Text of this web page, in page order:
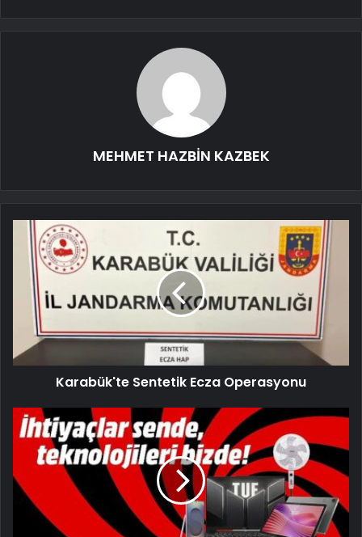
MEHMET HAZBİN KAZBEK
Karabük'te Sentetik Ecza Operasyonu